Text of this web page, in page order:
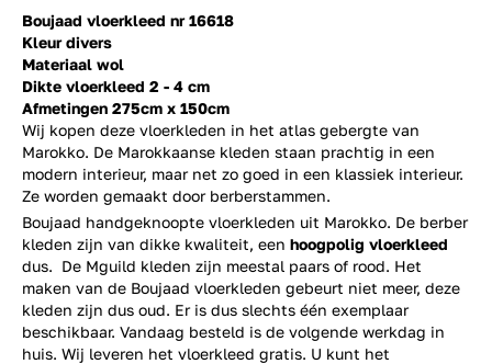
Boujaad vloerkleed nr 16618
Kleur divers
Materiaal wol
Dikte vloerkleed 2 - 4 cm
Afmetingen 275cm x 150cm
Wij kopen deze vloerkleden in het atlas gebergte van
Marokko. De Marokkaanse kleden staan prachtig in een
modern interieur, maar net zo goed in een klassiek interieur.
Ze worden gemaakt door berberstammen.
Boujaad handgeknoopte vloerkleden uit Marokko. De berber
kleden zijn van dikke kwaliteit, een hoogpolig vloerkleed
dus. De Mguild kleden zijn meestal paars of rood. Het
maken van de Boujaad vloerkleden gebeurt niet meer, deze
kleden zijn dus oud. Er is dus slechts één exemplaar
beschikbaar. Vandaag besteld is de volgende werkdag in
huis. Wij leveren het vloerkleed gratis. U kunt het